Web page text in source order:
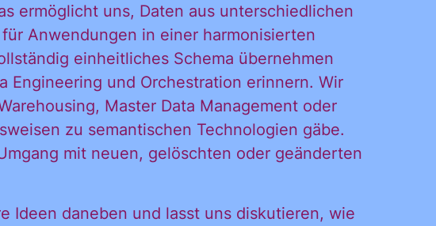
ermöglicht uns, Daten aus unterschiedlichen
Anwendungen in einer harmonisierten
einheitliches Schema übernehmen
Engineering und Orchestration erinnern. Wir
Master Data Management oder
zu semantischen Technologien gäbe.
mit neuen, gelöschten oder geänderten
Ideen daneben und lasst uns diskutieren, wie